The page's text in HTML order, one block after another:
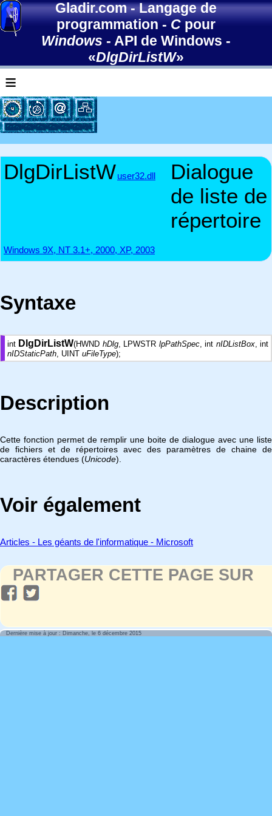
Gladir.com-Langage de
programmation-Cpour
Windows - API de Windows -
«DlgDirListW»
≡
DlgDirListWuser32.dll
Dialogue
de liste de
répertoire
Windows 9X, NT 3.1+, 2000, XP, 2003
Syntaxe
int DlgDirListW(HWND hDlg, LPWSTR lpPathSpec, int nIDListBox, int
nIDStaticPath, UINT uFileType);
Description
Cette fonction permet de remplir une boite de dialogue avec une liste
de fichiers et de répertoires avec des paramètres de chaine de
caractères étendues (Unicode).
Voir également
Articles - Les géants de l'informatique - Microsoft
PARTAGER CETTE PAGE SUR
Dernière mise à jour : Dimanche, le 6 décembre 2015